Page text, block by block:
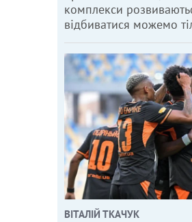
комплекси
відбиватися можемо
ВІТАЛІЙ ТКАЧУК